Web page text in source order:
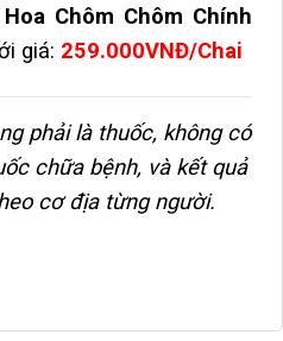
Chôm Chôm Chính
giá: 259.000VNĐ/Chai
phải là thuốc, không có
chữa bệnh, và kết quả
cơ địa từng người.